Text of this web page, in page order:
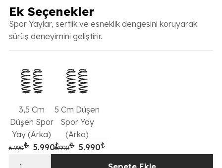
13.490₺.
Ek Seçenekler
Spor Yaylar, sertlik ve esneklik dengesini koruyarak
sürüş deneyimini geliştirir.
3,5 Cm
Düşen Spor
Yay (Arka)
6.990₺ Orijinal fiyat: 6.990₺.
5.990₺Şu andaki fiyat: 5.990₺.
5 Cm Düşen
Spor Yay
(Arka)
6.990₺ Orijinal fiyat: 6.990₺.
5.990₺